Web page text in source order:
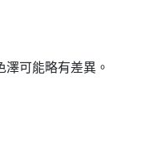
可能略有差異。